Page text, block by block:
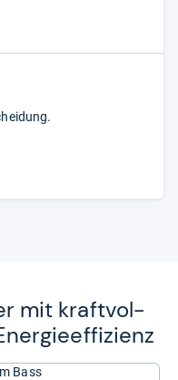
mit kraft­vol­
Bass